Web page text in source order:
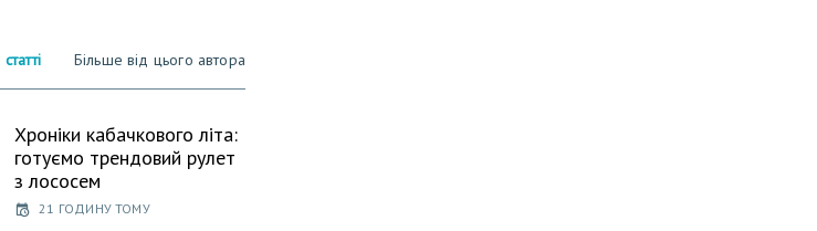
Більше від цього автора
Хроніки кабачкового літа:
готуємо трендовий рулет
з лососем
21 ГОДИНУ ТОМУ